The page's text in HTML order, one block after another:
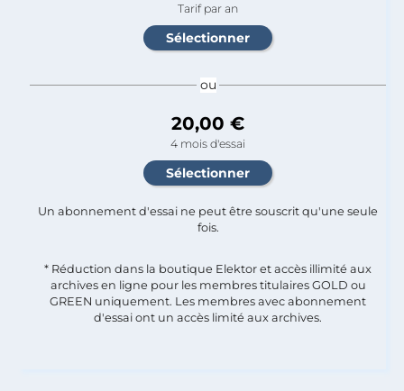
Tarif par an
ou
20,00 €
4 mois d'essai
Un abonnement d'essai ne peut être souscrit qu'une seule
fois.​
* Réduction dans la boutique Elektor et accès illimité aux
archives en ligne pour les membres titulaires GOLD ou
GREEN uniquement. Les membres avec abonnement
d'essai ont un accès limité aux archives.